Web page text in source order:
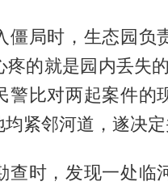
僵局时，生态园负
的就是园内丢失
警比对两起案件的
紧邻河道，遂决定
查时，发现一处临